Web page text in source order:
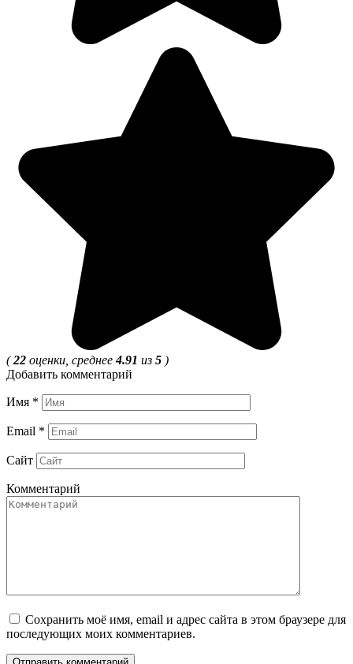
(22 оценки, среднее4.91 из 5 )
Добавить комментарий
Имя *
Email *
Сайт
Комментарий
Сохранить моё имя, email и адрес сайта в этом браузере для
последующих моих комментариев.